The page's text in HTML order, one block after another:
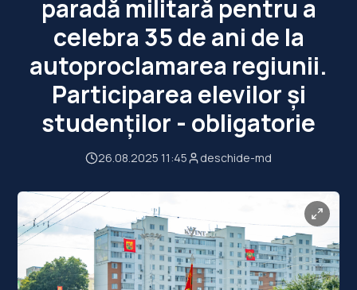
paradă militară pentru a
celebra 35 de ani de la
autoproclamarea regiunii.
Participarea elevilor și
studenților - obligatorie
26.08.2025 11:45 deschide-md